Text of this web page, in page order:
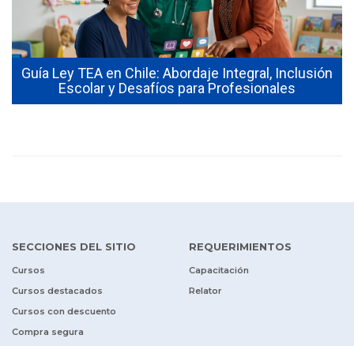
Guía Ley TEA en Chile: Abordaje Integral, Inclusión
Escolar y Desafíos para Profesionales
SECCIONES DEL SITIO
Cursos
Cursos destacados
Cursos con descuento
Compra segura
REQUERIMIENTOS
Capacitación
Relator